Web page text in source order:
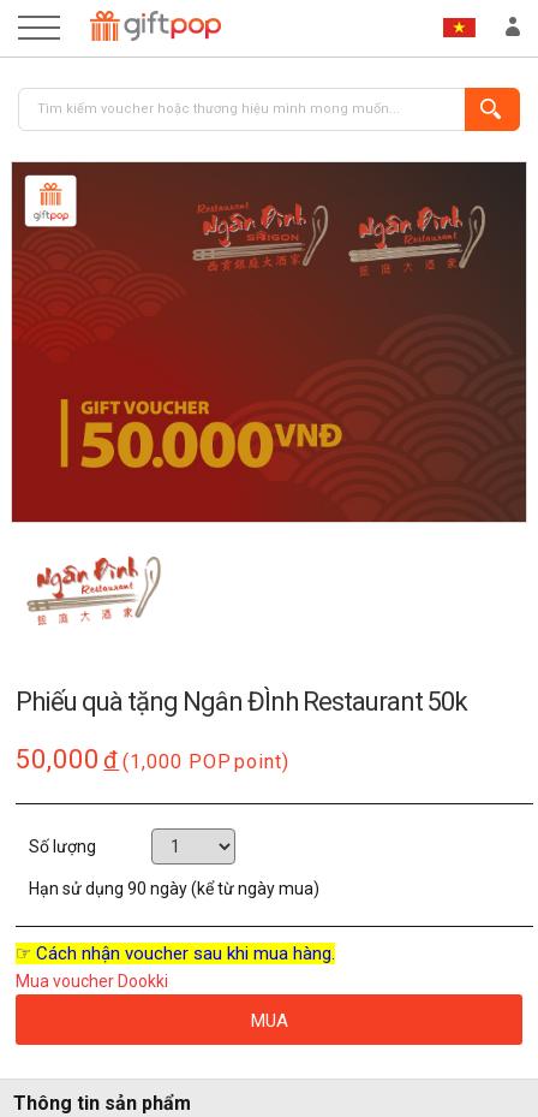
Phiếu quà tặng Ngân ĐÌnh Restaurant 50k
50,000 đ (1,000 POP point)
Số lượng
Hạn sử dụng90 ngày (kể từ ngày mua)
☞ Cách nhận voucher sau khi mua hàng.
Mua voucher Dookki
MUA
Thông tin sản phẩm